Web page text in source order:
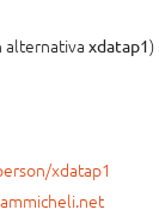
alternativa xdatap1)
xdatap1